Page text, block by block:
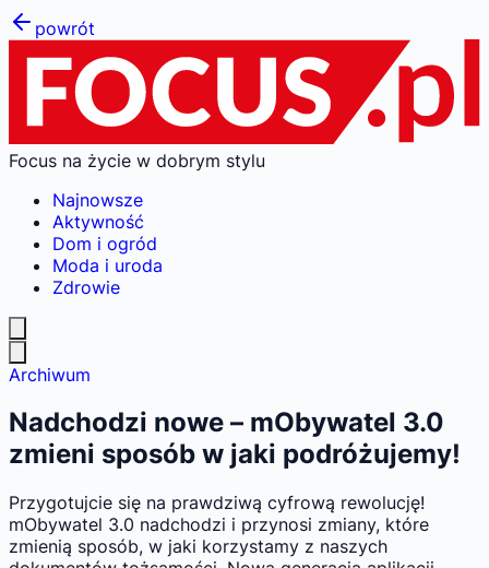
powrót
Focus na życie w dobrym stylu
Najnowsze
Aktywność
Dom i ogród
Moda i uroda
Zdrowie
Archiwum
Nadchodzi nowe – mObywatel 3.0
zmieni sposób w jaki podróżujemy!
Przygotujcie się na prawdziwą cyfrową rewolucję!
mObywatel 3.0 nadchodzi i przynosi zmiany, które
zmienią sposób, w jaki korzystamy z naszych